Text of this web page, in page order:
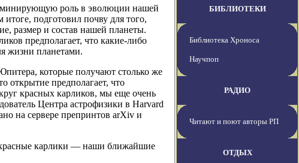
роль в эволюции нашей
подготовил почву для того,
размер и состав нашей планеты.
предполагает, что какие-либо
жизни планетами.
которые получают столько же
открытие предполагает, что
красных карликов, мы еще очень
Центра астрофизики в Harvard
на сервере препринтов arXiv и
карлики — наши ближайшие
БИБЛИОТЕКИ
Библиотека Хроноса
Научпоп
РАДИО
Читают и поют авторы РП
ОТДЫХ